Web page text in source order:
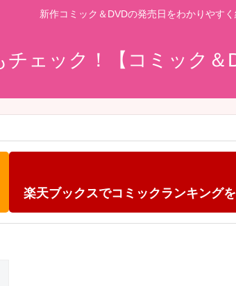
新作コミック＆DVDの発売日をわかりやす
チェック！【コミック＆
楽天ブックスでコミックランキング